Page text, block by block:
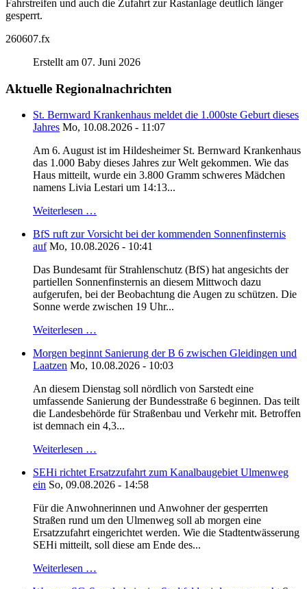
Fahrstreifen und auch die Zufahrt zur Rastanlage deutlich länger
gesperrt.
260607.fx
Erstellt am 07. Juni 2026
Aktuelle Regionalnachrichten
St. Bernward Krankenhaus meldet die 1.000ste Geburt dieses
Jahres Mo, 10.08.2026 - 11:07
Am 6. August ist im Hildesheimer St. Bernward Krankenhaus
das 1.000 Baby dieses Jahres zur Welt gekommen. Wie das
Haus mitteilt, wurde ein 3.800 Gramm schweres Mädchen
namens Livia Lestari um 14:13...
Weiterlesen …
BfS ruft zur Vorsicht bei der kommenden Sonnenfinsternis
auf Mo, 10.08.2026 - 10:41
Das Bundesamt für Strahlenschutz (BfS) hat angesichts der
partiellen Sonnenfinsternis an diesem Mittwoch dazu
aufgerufen, bei der Beobachtung die Augen zu schützen. Die
Sonne werde zwischen 19 Uhr...
Weiterlesen …
Morgen beginnt Sanierung der B 6 zwischen Gleidingen und
Laatzen Mo, 10.08.2026 - 10:03
An diesem Dienstag soll nördlich von Sarstedt eine
umfassende Sanierung der Bundesstraße 6 beginnen. Das teilt
die Landesbehörde für Straßenbau und Verkehr mit. Betroffen
ist demnach ein 4,3...
Weiterlesen …
SEHi richtet Ersatzzufahrt zum Kanalbaugebiet Ulmenweg
ein So, 09.08.2026 - 14:58
Für die Anwohnerinnen und Anwohner der gesperrten
Straßen rund um den Ulmenweg soll ab morgen eine
Ersatzzufahrt eingerichtet werden. Wie die Stadtentwässerung
SEHi mitteilt, soll diese am Ende des...
Weiterlesen …